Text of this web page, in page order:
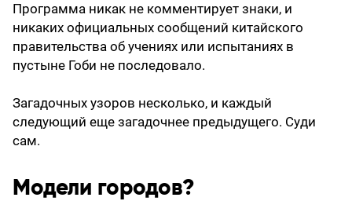
Программа никак не комментирует знаки, и
никаких официальных сообщений китайского
правительства об учениях или испытаниях в
пустыне Гоби не последовало.
Загадочных узоров несколько, и каждый
следующий еще загадочнее предыдущего. Суди
сам.
Модели городов?